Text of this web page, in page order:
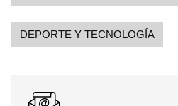
DEPORTE Y TECNOLOGÍA